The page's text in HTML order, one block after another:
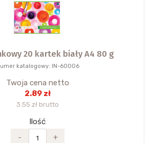
20 kartek biały A4 80 g
katalogowy: IN-60006
Twoja cena netto
2.89 zł
3.55 zł brutto
Ilość
-
+